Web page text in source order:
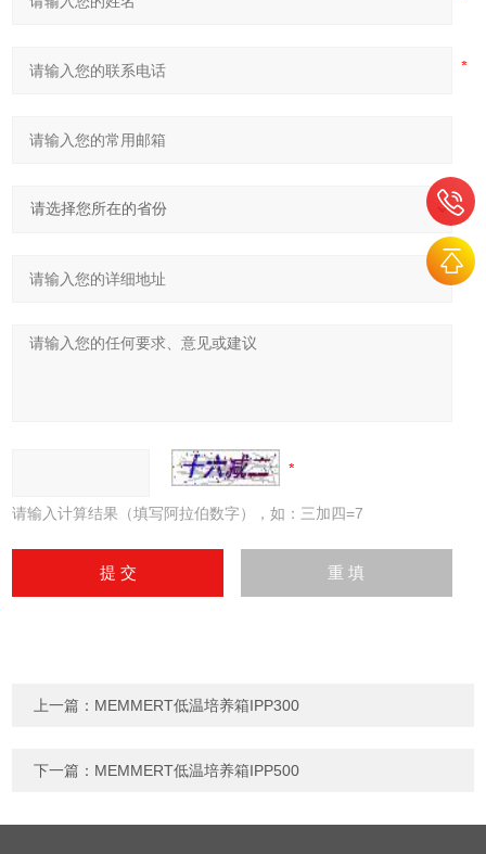
请输入计算结果（填写阿拉伯数字），如：三加四=7
上一篇： MEMMERT低温培养箱IPP300
下一篇： MEMMERT低温培养箱IPP500